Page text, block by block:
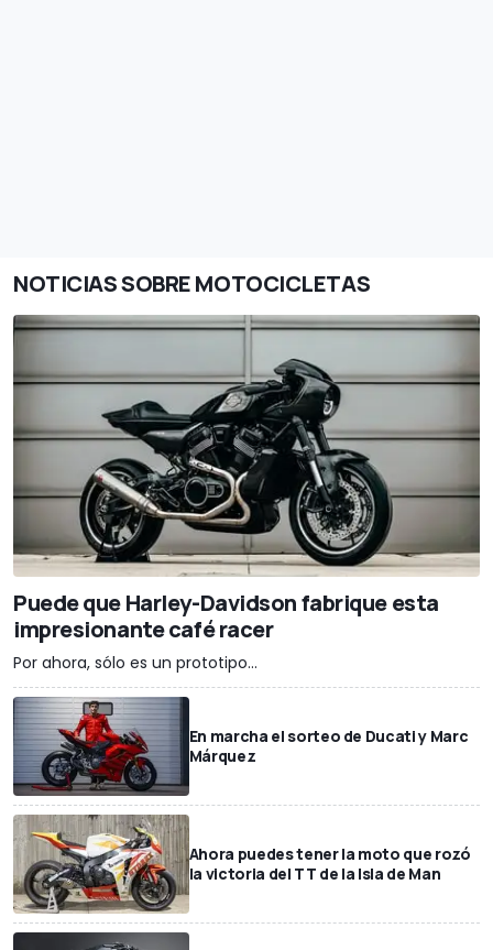
NOTICIAS SOBRE MOTOCICLETAS
Puede que Harley-Davidson fabrique esta
impresionante café racer
Por ahora, sólo es un prototipo...
En marcha el sorteo de Ducati y Marc
Márquez
Ahora puedes tener la moto que rozó
la victoria del TT de la Isla de Man